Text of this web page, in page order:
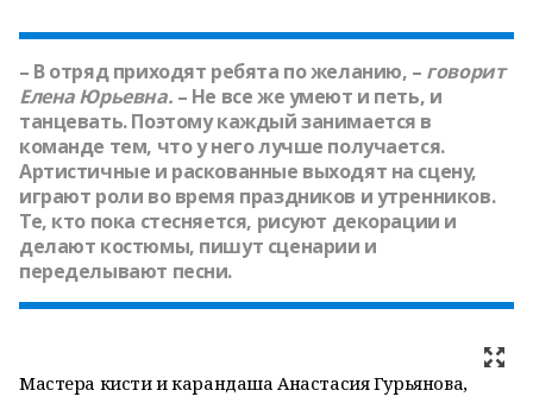
– В отряд приходят ребята по желанию, – говорит
Елена Юрьевна. – Не все же умеют и петь, и
танцевать. Поэтому каждый занимается в
команде тем, что у него лучше получается.
Артистичные и раскованные выходят на сцену,
играют роли во время праздников и утренников.
Те, кто пока стесняется, рисуют декорации и
делают костюмы, пишут сценарии и
переделывают песни.
Мастера кисти и карандаша Анастасия Гурьянова,